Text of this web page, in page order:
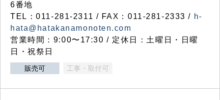
6番地
TEL：011-281-2311 / FAX：011-281-2333 / h-
hata@hatakanamonoten.com
営業時間：9:00〜17:30 / 定休日：土曜日・日曜
日・祝祭日
販売可 工事・取付可